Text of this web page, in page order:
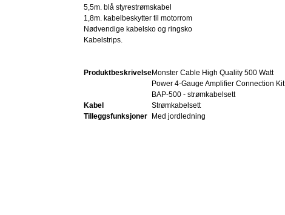
5,5m. blå styrestrømskabel
1,8m. kabelbeskytter til motorrom
Nødvendige kabelsko og ringsko
Kabelstrips.
ProduktbeskrivelseMonster Cable High Quality 500 Watt
Power 4-Gauge Amplifier Connection Kit
BAP-500 - strømkabelsett
Kabel
Strømkabelsett
Tilleggsfunksjoner
Med jordledning